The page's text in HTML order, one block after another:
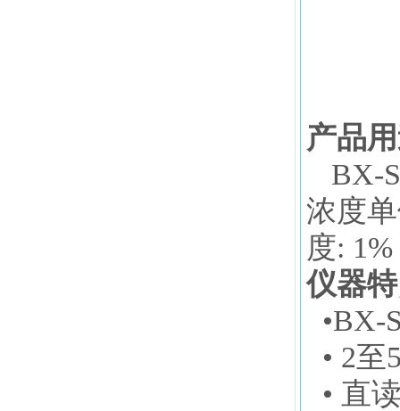
产品
BX-
浓度
度:
仪器
•BX-
• 2
• 直